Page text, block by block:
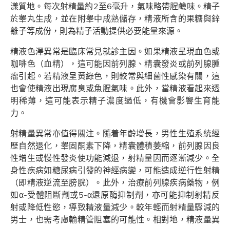
漾質地。每次射精量約2至6毫升，氣味略帶腥鹼味。精子
於睾丸生成，並在附睾中成熟儲存，精液所含的果糖與鋅
離子等成份，則為精子活動提供必要能量來源。
精液色澤異常是臨床常見就診主因。如果精液呈現血色或
咖啡色（血精），這可能因前列腺、精囊發炎或前列腺腫
瘤引起。若精液呈黃綠色，則較常與細菌性感染有關，這
也會使精液出現腐臭或魚腥氣味。此外，當精液看起來透
明稀薄，這可能表示精子濃度過低，有機會影響生育能
力。
射精量異常亦值得關注。隨着年齡增長，男性生殖系統經
歷自然退化，睾固酮素下降，精囊體積萎縮，前列腺因良
性增生或慢性發炎使功能減退，射精量因而逐漸減少。全
身性疾病如糖尿病引發的神經病變，可能造成逆行性射精
（即精液逆流至膀胱）。此外，治療前列腺疾病藥物，例
如α-受體阻斷劑或5-α還原酶抑制劑，亦可能抑制射精反
射或降低性慾，導致精液量減少。較年輕而射精量驟減的
男士，也需考慮輸精管阻塞的可能性。相對地，精液量異